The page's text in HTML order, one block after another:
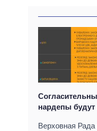
нардепы будут
Верховная Рада